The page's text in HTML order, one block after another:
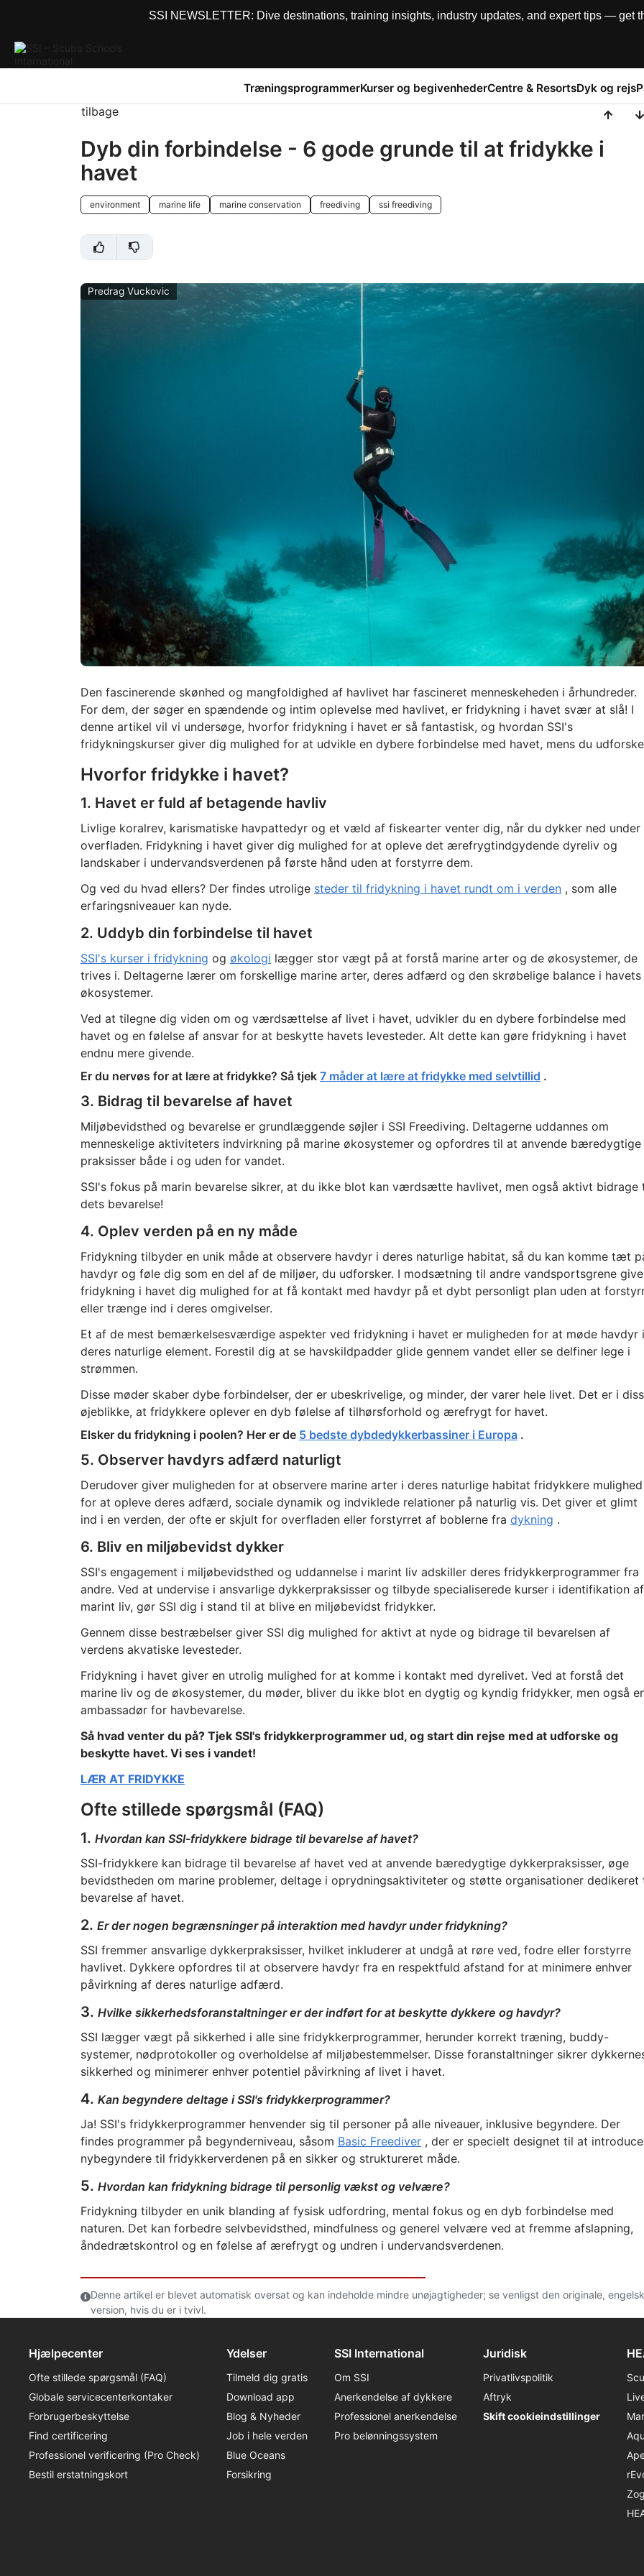
SSI NEWSLETTER: Dive destinations, training insights, industry updates, and expert tips — get
TræningsprogrammerKurser og begivenhederCentre & ResortsDyk og rejs
tilbage
Dyb din forbindelse - 6 gode grunde til at fridykke i
havet
environment marine life marine conservation freediving ssi freediving
Predrag Vuckovic
Den fascinerende skønhed og mangfoldighed af havlivet har fascineret menneskeheden i århundreder.
For dem, der søger en spændende og intim oplevelse med havlivet, er fridykning i havet svær at slå! I
denne artikel vil vi undersøge, hvorfor fridykning i havet er så fantastisk, og hvordan SSI's
fridykningskurser giver dig mulighed for at udvikle en dybere forbindelse med havet, mens du
Hvorfor fridykke i havet?
1. Havet er fuld af betagende havliv
Livlige koralrev, karismatiske havpattedyr og et væld af fiskearter venter dig, når du dykker ned under
overfladen. Fridykning i havet giver dig mulighed for at opleve det ærefrygtindgydende dyreliv og
landskaber i undervandsverdenen på første hånd uden at forstyrre dem.
Og ved du hvad ellers? Der findes utrolige steder til fridykning i havet rundt om i verden, som alle
erfaringsniveauer kan nyde.
2. Uddyb din forbindelse til havet
SSI's kurser i fridykning og økologi lægger stor vægt på at forstå marine arter og de økosystemer, de
trives i. Deltagerne lærer om forskellige marine arter, deres adfærd og den skrøbelige balance i havets
økosystemer.
Ved at tilegne dig viden om og værdsættelse af livet i havet, udvikler du en dybere forbindelse med
havet og en følelse af ansvar for at beskytte havets levesteder. Alt dette kan gøre fridykning i havet
endnu mere givende.
Er du nervøs for at lære at fridykke? Så tjek 7 måder at lære at fridykke med selvtillid .
3. Bidrag til bevarelse af havet
Miljøbevidsthed og bevarelse er grundlæggende søjler i SSI Freediving. Deltagerne uddannes om
menneskelige aktiviteters indvirkning på marine økosystemer og opfordres til at anvende bæredygtige
praksisser både i og uden for vandet.
SSI's fokus på marin bevarelse sikrer, at du ikke blot kan værdsætte havlivet, men også aktivt bidrage
dets bevarelse!
4. Oplev verden på en ny måde
Fridykning tilbyder en unik måde at observere havdyr i deres naturlige habitat, så du kan komme tæt
havdyr og føle dig som en del af de miljøer, du udforsker. I modsætning til andre vandsportsgrene
fridykning i havet dig mulighed for at få kontakt med havdyr på et dybt personligt plan uden at
eller trænge ind i deres omgivelser.
Et af de mest bemærkelsesværdige aspekter ved fridykning i havet er muligheden for at møde havdyr i
deres naturlige element. Forestil dig at se havskildpadder glide gennem vandet eller se delfiner lege i
strømmen.
Disse møder skaber dybe forbindelser, der er ubeskrivelige, og minder, der varer hele livet. Det er i
øjeblikke, at fridykkere oplever en dyb følelse af tilhørsforhold og ærefrygt for havet.
Elsker du fridykning i poolen? Her er de 5 bedste dybdedykkerbassiner i Europa.
5. Observer havdyrs adfærd naturligt
Derudover giver muligheden for at observere marine arter i deres naturlige habitat fridykkere mulighed
for at opleve deres adfærd, sociale dynamik og indviklede relationer på naturlig vis. Det giver et glimt
ind i en verden, der ofte er skjult for overfladen eller forstyrret af boblerne fra dykning .
6. Bliv en miljøbevidst dykker
SSI's engagement i miljøbevidsthed og uddannelse i marint liv adskiller deres fridykkerprogrammer fra
andre. Ved at undervise i ansvarlige dykkerpraksisser og tilbyde specialiserede kurser i identifikation af
marint liv, gør SSI dig i stand til at blive en miljøbevidst fridykker.
Gennem disse bestræbelser giver SSI dig mulighed for aktivt at nyde og bidrage til bevarelsen af
verdens akvatiske levesteder.
Fridykning i havet giver en utrolig mulighed for at komme i kontakt med dyrelivet. Ved at forstå det
marine liv og de økosystemer, du møder, bliver du ikke blot en dygtig og kyndig fridykker, men også
ambassadør for havbevarelse.
Så hvad venter du på? Tjek SSI's fridykkerprogrammer ud, og start din rejse med at udforske og
beskytte havet. Vi ses i vandet!
LÆR AT FRIDYKKE
Ofte stillede spørgsmål (FAQ)
1. Hvordan kan SSI-fridykkere bidrage til bevarelse af havet?
SSI-fridykkere kan bidrage til bevarelse af havet ved at anvende bæredygtige dykkerpraksisser, øge
bevidstheden om marine problemer, deltage i oprydningsaktiviteter og støtte organisationer dedikeret
bevarelse af havet.
2. Er der nogen begrænsninger på interaktion med havdyr under fridykning?
SSI fremmer ansvarlige dykkerpraksisser, hvilket inkluderer at undgå at røre ved, fodre eller forstyrre
havlivet. Dykkere opfordres til at observere havdyr fra en respektfuld afstand for at minimere enhver
påvirkning af deres naturlige adfærd.
3. Hvilke sikkerhedsforanstaltninger er der indført for at beskytte dykkere og havdyr?
SSI lægger vægt på sikkerhed i alle sine fridykkerprogrammer, herunder korrekt træning, buddy-
systemer, nødprotokoller og overholdelse af miljøbestemmelser. Disse foranstaltninger sikrer
sikkerhed og minimerer enhver potentiel påvirkning af livet i havet.
4. Kan begyndere deltage i SSI's fridykkerprogrammer?
Ja! SSI's fridykkerprogrammer henvender sig til personer på alle niveauer, inklusive begyndere. Der
findes programmer på begynderniveau, såsom Basic Freediver, der er specielt designet til at
nybegyndere til fridykkerverdenen på en sikker og struktureret måde.
5. Hvordan kan fridykning bidrage til personlig vækst og velvære?
Fridykning tilbyder en unik blanding af fysisk udfordring, mental fokus og en dyb forbindelse med
naturen. Det kan forbedre selvbevidsthed, mindfulness og generel velvære ved at fremme afslapning,
åndedrætskontrol og en følelse af ærefrygt og undren i undervandsverdenen.
Denne artikel er blevet automatisk oversat og kan indeholde mindre unøjagtigheder; se venligst den originale,
version, hvis du er i tvivl.
Hjælpecenter
Ofte stillede spørgsmål (FAQ)
Globale servicecenterkontaker
Forbrugerbeskyttelse
Find certificering
Professionel verificering (Pro Check)
Bestil erstatningskort
Ydelser
Tilmeld dig gratis
Download app
Blog & Nyheder
Job i hele verden
Blue Oceans
Forsikring
SSI International
Om SSI
Anerkendelse af dykkere
Professionel anerkendelse
Pro belønningssystem
Juridisk
Privatlivspolitik
Aftryk
Skift cookieindstillinger